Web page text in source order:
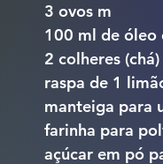
3 ovos m
100 ml de óleo
2 colheres
raspa de 1
manteiga para
farinha para
açúcar em pó